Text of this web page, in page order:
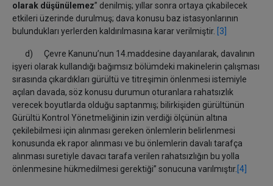
olarak düşünülemez” denilmiş; yıllar sonra ortaya çıkabilecek
etkileri üzerinde durulmuş; dava konusu baz istasyonlarının
bulundukları yerlerden kaldırılmasına karar verilmiştir. [3]
d) Çevre Kanunu’nun 14.maddesine dayanılarak, davalının
işyeri olarak kullandığı bağımsız bölümdeki makinelerin çalışması
sırasında çıkardıkları gürültü ve titreşimin önlenmesi istemiyle
açılan davada, söz konusu durumun oturanlara rahatsızlık
verecek boyutlarda olduğu saptanmış; bilirkişiden gürültünün
Gürültü Kontrol Yönetmeliğinin izin verdiği ölçünün altına
çekilebilmesi için alınması gereken önlemlerin belirlenmesi
konusunda ek rapor alınması ve bu önlemlerin davalı tarafça
alınması suretiyle davacı tarafa verilen rahatsızlığın bu yolla
önlenmesine hükmedilmesi gerektiği” sonucuna varılmıştır. [4]